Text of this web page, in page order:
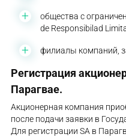
общества с
de Responsibilad
филиалы компаний,
Регистрация
Парагвае.
Акционерная компания
после подачи заявки в
Для регистрации SA в